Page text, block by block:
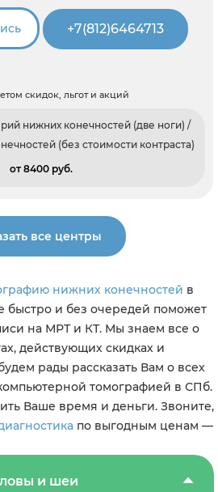
+7(812)6464713
скидок, льгот и акций
нижних конечностей (две ноги) /
(без стоимости контраста)
от 8400 pуб.
все центры
нижних конечностей в
быстро и без очередей поможет
на МРТ и КТ. Мы знаем все о
действующих скидках и
рады рассказать Вам о всех
томографией в СПб.
Ваше время и деньги. Звоните,
по выгодным ценам —
и шеи